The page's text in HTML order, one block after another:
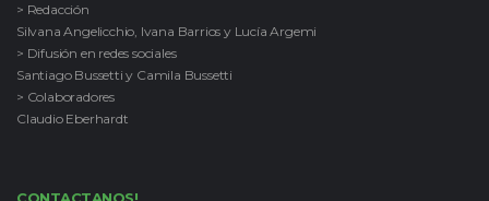
> Redacción
Silvana Angelicchio, Ivana Barrios y Lucía Argemi
> Difusión en redes sociales
Santiago Bussetti y Camila Bussetti
> Colaboradores
Claudio Eberhardt